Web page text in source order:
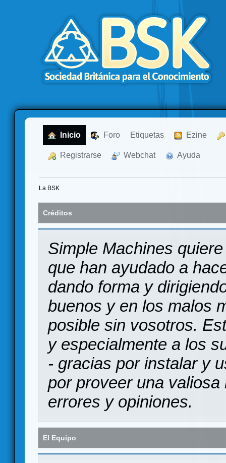
Inicio Foro Etiquetas Ezine
Registrarse Webchat Ayuda
La BSK
Créditos
Simple Machines
que han ayudado a
dando forma y
buenos y en los malos
posible sin vosotros.
y especialmente a los
- gracias por instalar y
por proveer una
errores y opiniones.
El Equipo